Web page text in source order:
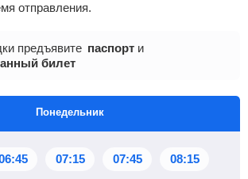
отправления.
предъявите паспорт и
билет
Понедельник
07:15 07:45 08:15